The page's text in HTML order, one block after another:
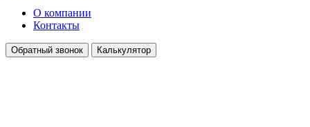
О компании
Контакты
Обратный звонок Калькулятор